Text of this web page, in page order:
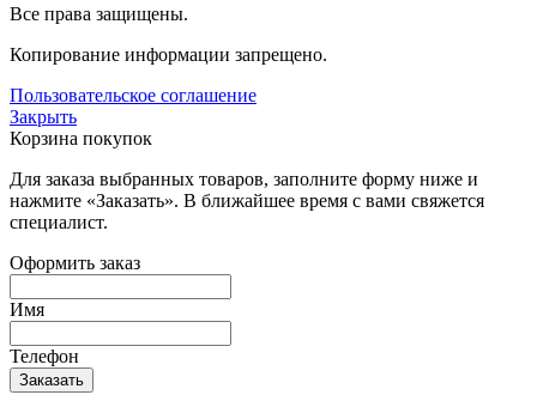
Все права защищены.
Копирование информации запрещено.
Пользовательское соглашение
Закрыть
Корзина покупок
Для заказа выбранных товаров, заполните форму ниже и
нажмите «Заказать». В ближайшее время с вами свяжется
специалист.
Оформить заказ
Имя
Телефон